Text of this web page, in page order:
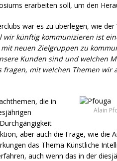
erarbeiten soll, um den
war es zu überlegen, wie
künftig kommunizieren ist
neuen Zielgruppen zu
Kunden sind und welchen
mit welchen Themen
Alain
die in
aber auch die Frage, wie die
das Thema Künstliche
auch wenn das in der